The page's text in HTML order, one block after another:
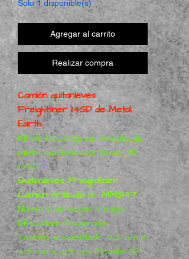
Solo 1 disponible(s)
Agregar al carrito
Realizar compra
Camión quitanieves
Freightliner 114SD de Metal
Earth
Kit de bricolaje de modelo de
metal cortado con láser 3D
114SD
Quitanieves Freightliner
Camión Artículo n.°: MMS147
Número de hojas: 3 hojas
Dificultad: Moderada
Tamaño ensamblado: 12,2 cm x
4,9 cm x 4,9 cm. Modelo 3D